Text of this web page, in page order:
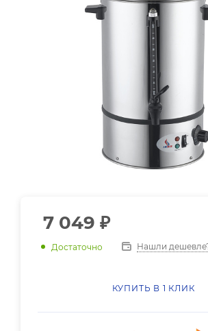
7 049 ₽
Достаточно Нашли
КУПИТЬ В 1 КЛИК